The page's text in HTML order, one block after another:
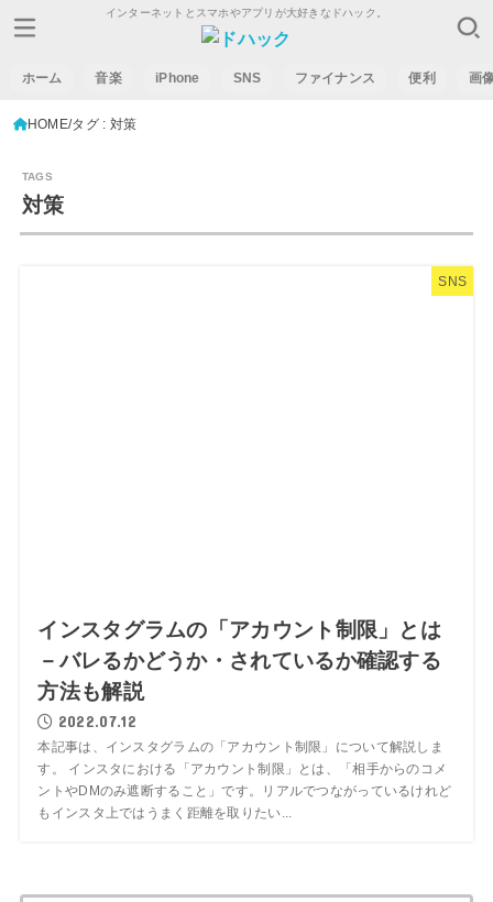
インターネットとスマホやアプリが大好きなドハック。
ホーム 音楽 iPhone SNS ファイナンス 便利 画
HOME タグ : 対策
対策
SNS
インスタグラムの「アカウント制限」とは
－バレるかどうか・されているか確認する
方法も解説
2022.07.12
本記事は、インスタグラムの「アカウント制限」について解説しま
す。 インスタにおける「アカウント制限」とは、「相手からのコメ
ントやDMのみ遮断すること」です。リアルでつながっているけれど
もインスタ上ではうまく距離を取りたい...